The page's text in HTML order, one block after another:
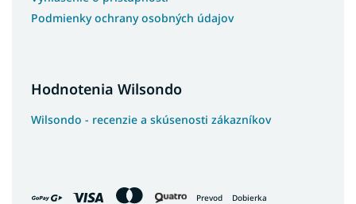
Podmienky ochrany osobných údajov
Hodnotenia Wilsondo
Wilsondo - recenzie a skúsenosti zákazníkov
Prevod Dobierka